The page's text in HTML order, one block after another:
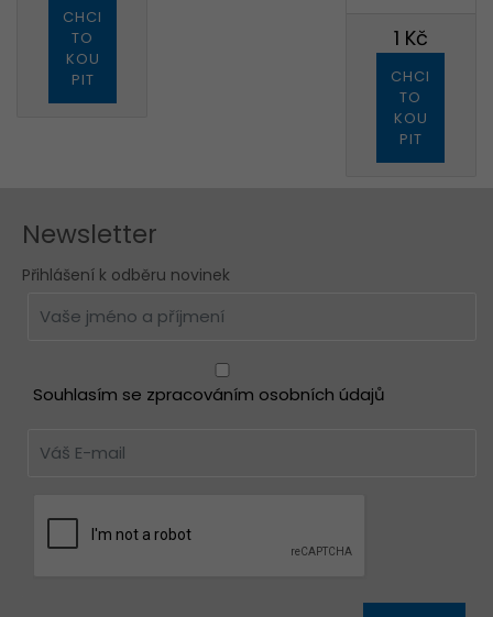
CHCI
TO
KOU
PIT
1 Kč
CHCI
TO
KOU
PIT
Newsletter
Přihlášení k odběru novinek
Souhlasím se zpracováním osobních údajů